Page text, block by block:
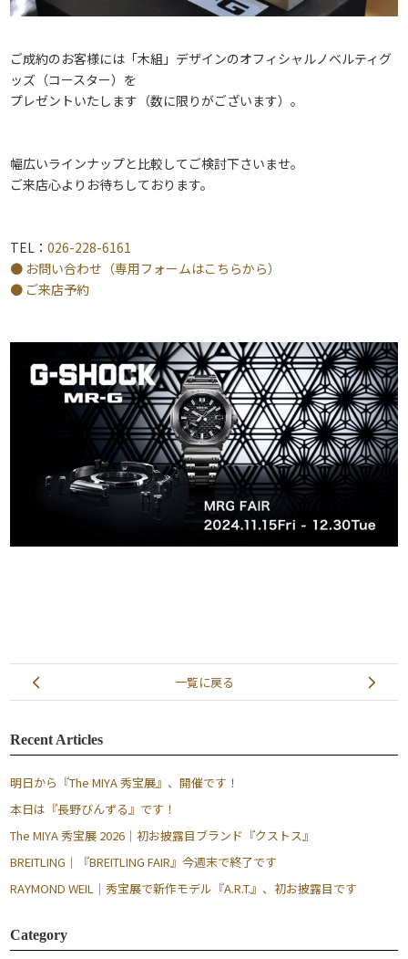
ご成約のお客様には「木組」デザインのオフィシャルノベルティグ
ッズ（コースター）を
プレゼントいたします（数に限りがございます）。
幅広いラインナップと比較してご検討下さいませ。
ご来店心よりお待ちしております。
TEL： 026-228-6161
● お問い合わせ（専用フォームはこちらから）
● ご来店予約
一覧に戻る
Recent Articles
明日から『The MIYA 秀宝展』、開催です！
本日は『長野びんずる』です！
The MIYA 秀宝展 2026｜初お披露目ブランド『クストス』
BREITLING｜『BREITLING FAIR』今週末で終了です
RAYMOND WEIL｜秀宝展で新作モデル『A.R.T.』、初お披露目です
Category